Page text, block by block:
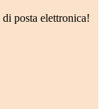
posta elettronica!